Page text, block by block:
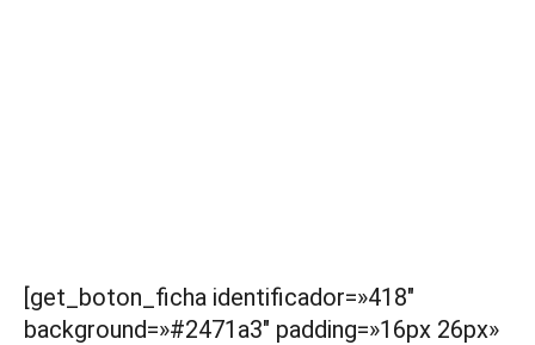
[get_boton_ficha identificador=»418″
background=»#2471a3″ padding=»16px 26px»